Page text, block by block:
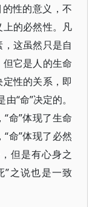
性的意义，不
的必然性。凡
这虽然只是自
它是人的生命
性的关系，即
“命”决定的。
命”体现了生命
命”体现了必然
但是有心身之
”之说也是一致